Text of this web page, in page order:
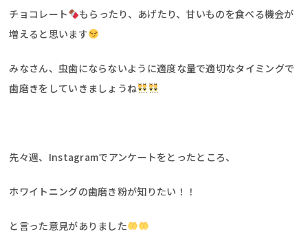
チョコレート
もらったり、あげたり、甘いものを食べる機会が
増えると思います
みなさん、虫歯にならないように適度な量で適切なタイミングで
歯磨きをしていきましょうね
先々週、Instagramでアンケートをとったところ、
ホワイトニングの歯磨き粉が知りたい！！
と言った意見がありました